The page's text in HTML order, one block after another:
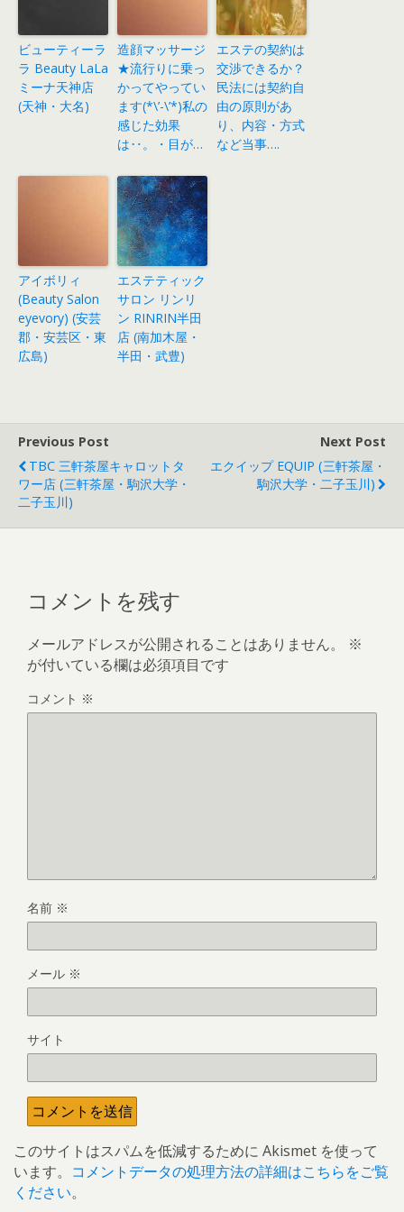
ビューティーラ
ラ Beauty LaLa
ミーナ天神店
(天神・大名)
造顔マッサージ
★流行りに乗っ
かってやってい
ます(*\’-\’*)私の
感じた効果
は‥。・目が…
エステの契約は
交渉できるか？
民法には契約自
由の原則があ
り、内容・方式
など当事….
アイボリィ
(Beauty Salon
eyevory) (安芸
郡・安芸区・東
広島)
エステティック
サロン リンリ
ン RINRIN半田
店 (南加木屋・
半田・武豊)
Previous Post
TBC 三軒茶屋キャロットタ
ワー店 (三軒茶屋・駒沢大学・
二子玉川)
Next Post
エクイップ EQUIP (三軒茶屋・
駒沢大学・二子玉川)
コメントを残す
メールアドレスが公開されることはありません。
※
が付いている欄は必須項目です
コメント ※
名前 ※
メール ※
サイト
このサイトはスパムを低減するために Akismet を使って
います。 コメントデータの処理方法の詳細はこちらをご覧
ください。